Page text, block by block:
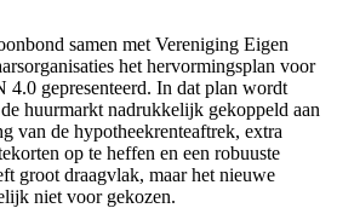
samen met Vereniging Eigen
het hervormingsplan voor
gepresenteerd. In dat plan wordt
huurmarkt nadrukkelijk gekoppeld aan
van de hypotheekrenteaftrek, extra
op te heffen en een robuuste
groot draagvlak, maar het nieuwe
niet voor gekozen.